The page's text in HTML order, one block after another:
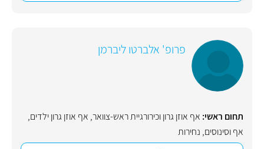
פרופ' אלברטו ליברמן
תחום ראשי: אף אוזן גרון וכירורגיית ראש-צוואר, אף אוזן גרון ילדים,
אף וסינוסים, נחירות